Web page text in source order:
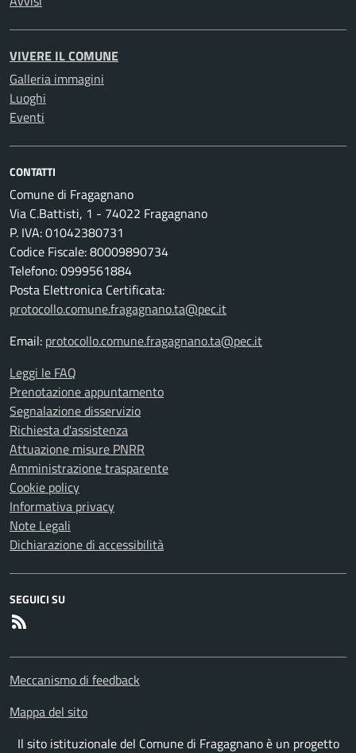
VIVERE IL COMUNE
Galleria immagini
Luoghi
Eventi
CONTATTI
Comune di Fragagnano
Via C.Battisti, 1 - 74022 Fragagnano
P. IVA: 01042380731
Codice Fiscale: 80009890734
Telefono: 0999561884
Posta Elettronica Certificata:
protocollo.comune.fragagnano.ta@pec.it
Email: protocollo.comune.fragagnano.ta@pec.it
Leggi le FAQ
Prenotazione appuntamento
Segnalazione disservizio
Richiesta d'assistenza
Attuazione misure PNRR
Amministrazione trasparente
Cookie policy
Informativa privacy
Note Legali
Dichiarazione di accessibilità
SEGUICI SU
Meccanismo di feedback
Mappa del sito
Il sito istituzionale del Comune di Fragagnano è un progetto